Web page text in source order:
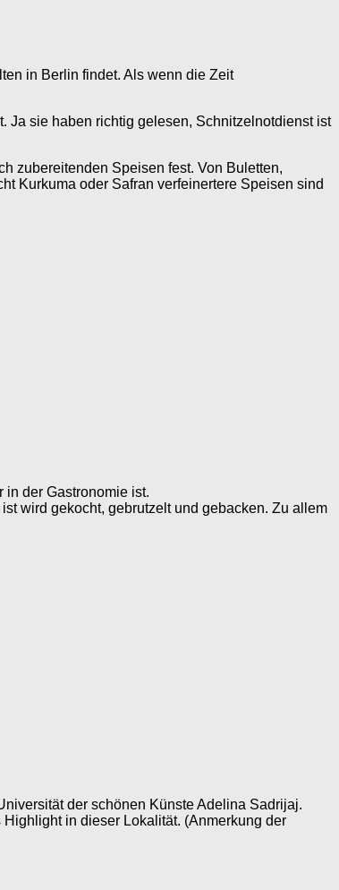
in Berlin findet. Als wenn die Zeit
Ja sie haben richtig gelesen, Schnitzelnotdienst ist
zubereitenden Speisen fest. Von Buletten,
Kurkuma oder Safran verfeinertere Speisen sind
der Gastronomie ist.
wird gekocht, gebrutzelt und gebacken. Zu allem
der schönen Künste Adelina Sadrijaj.
in dieser Lokalität. (Anmerkung der